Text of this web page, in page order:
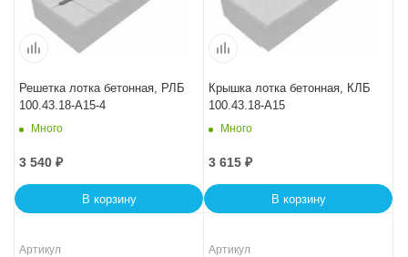
Решетка лотка бетонная, РЛБ
100.43.18-A15-4
Много
3 540 ₽
В корзину
Крышка лотка бетонная, КЛБ
100.43.18-A15
Много
3 615 ₽
В корзину
Артикул Артикул